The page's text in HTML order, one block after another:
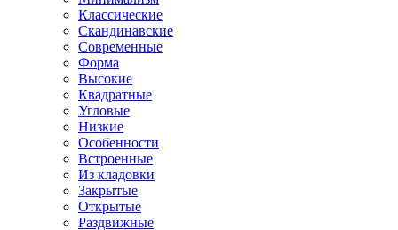
Классические
Скандинавские
Современные
Форма
Высокие
Квадратные
Угловые
Низкие
Особенности
Встроенные
Из кладовки
Закрытые
Открытые
Раздвижные